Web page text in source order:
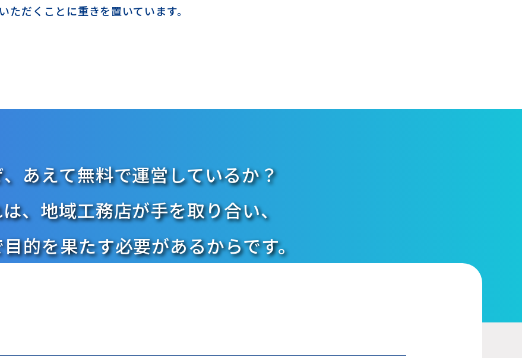
ただくことに重きを置いています。
あえて無料で運営しているか？
、地域工務店が手を取り合い、
的を果たす必要があるからです。